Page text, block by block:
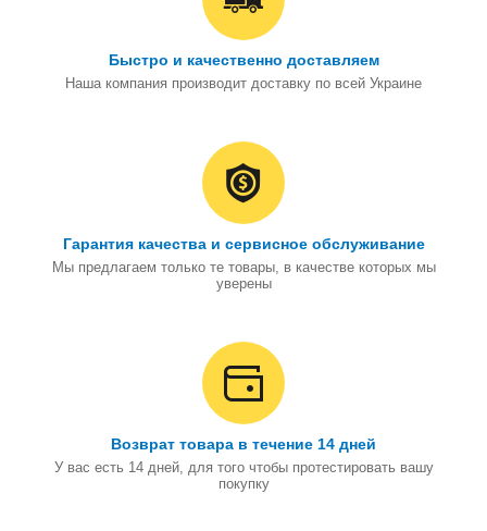
Быстро и качественно доставляем
Наша компания производит доставку по всей Украине
Гарантия качества и сервисное обслуживание
Мы предлагаем только те товары, в качестве которых мы
уверены
Возврат товара в течение 14 дней
У вас есть 14 дней, для того чтобы протестировать вашу
покупку